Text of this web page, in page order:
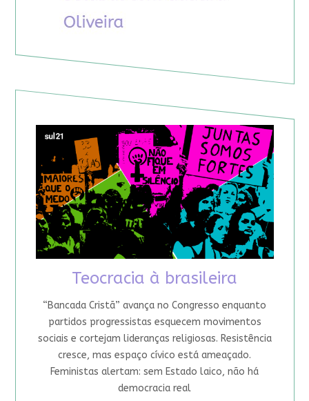
Teocracia à brasileira
“Bancada Cristã” avança no Congresso enquanto
partidos progressistas esquecem movimentos
sociais e cortejam lideranças religiosas. Resistência
cresce, mas espaço cívico está ameaçado.
Feministas alertam: sem Estado laico, não há
democracia real